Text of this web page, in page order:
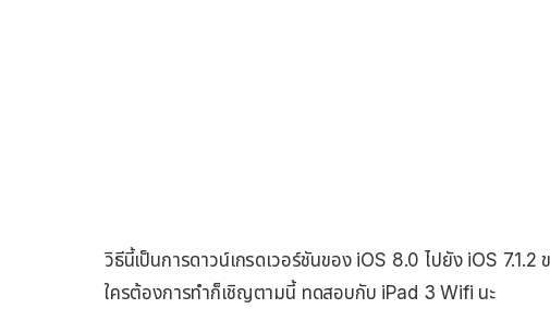
วิธีนี้เป็นการดาวน์เกรดเวอร์ชันของ iOS 8.0 ไปยัง iOS
ใครต้องการทำก็เชิญตามนี้ ทดสอบกับ iPad 3 Wifi นะ